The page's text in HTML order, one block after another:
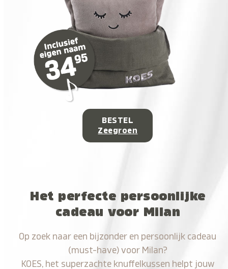
BESTEL
Zeegroen
Het perfecte persoonlijke
cadeau voor Milan
Op zoek naar een bijzonder en persoonlijk cadeau
(must-have) voor Milan?
KOES, het superzachte knuffelkussen helpt jouw